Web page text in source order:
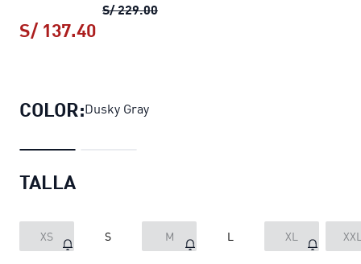
S/ 229.00Pantalón jogger oversize
S/ 137.40
COLOR:Dusky Gray
TALLA
XS S M L XL